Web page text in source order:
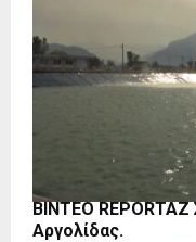
BINTEO
Αργολίδας.